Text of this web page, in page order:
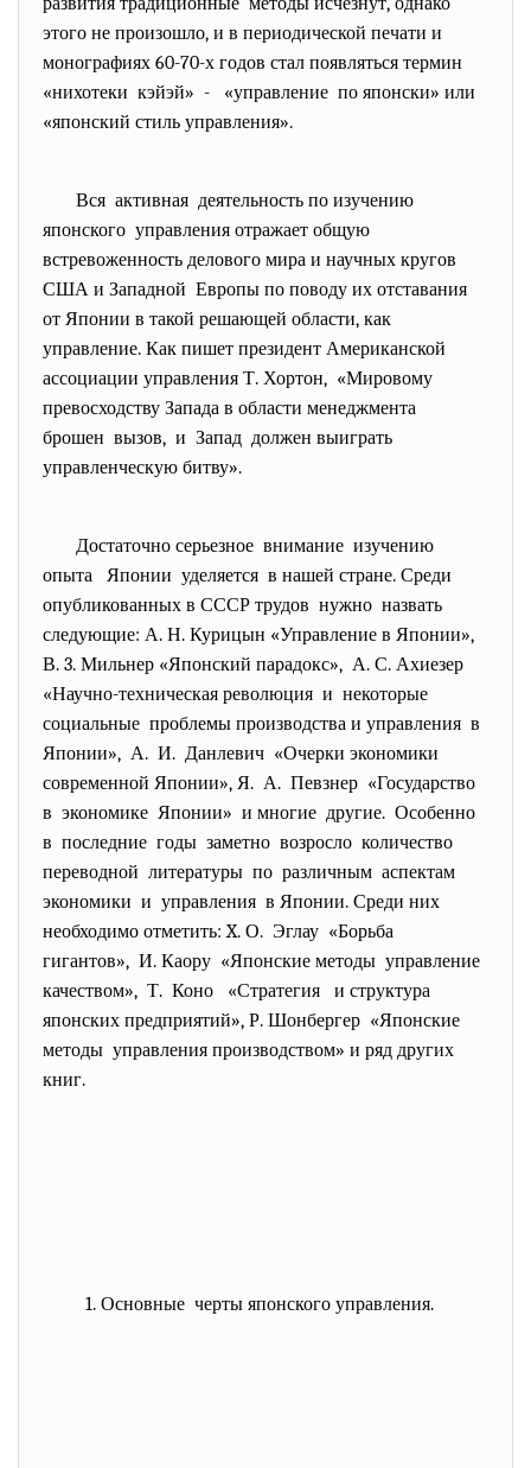
этого не произошло, и в периодической печати и
монографиях 60-70-х годов стал появляться термин
«нихотеки кэйэй» - «управление по японски» или
«японский стиль управления».
Вся активная деятельность по изучению
японского управления отражает общую
встревоженность делового мира и научных кругов
США и Западной Европы по поводу их отставания
от Японии в такой решающей области, как
управление. Как пишет президент Американской
ассоциации управления Т. Хортон, «Мировому
превосходству Запада в области менеджмента
брошен вызов, и Запад должен выиграть
управленческую битву».
Достаточно серьезное внимание изучению
опыта Японии уделяется в нашей стране. Среди
опубликованных в СССР трудов нужно назвать
следующие: А. Н. Курицын «Управление в Японии»,
В. 3. Мильнер «Японский парадокс», А. С. Ахиезер
«Научно-техническая революция и некоторые
социальные проблемы производства и управления в
Японии», А. И. Данлевич «Очерки экономики
современной Японии», Я. А. Певзнер «Государство
в экономике Японии» и многие другие. Особенно
в последние годы заметно возросло количество
переводной литературы по различным аспектам
экономики и управления в Японии. Среди них
необходимо отметить: X. О. Эглау «Борьба
гигантов», И. Каору «Японские методы управление
качеством», Т. Коно «Стратегия и структура
японских предприятий», Р. Шонбергер «Японские
методы управления производством» и ряд других
книг.
1. Основные черты японского управления.